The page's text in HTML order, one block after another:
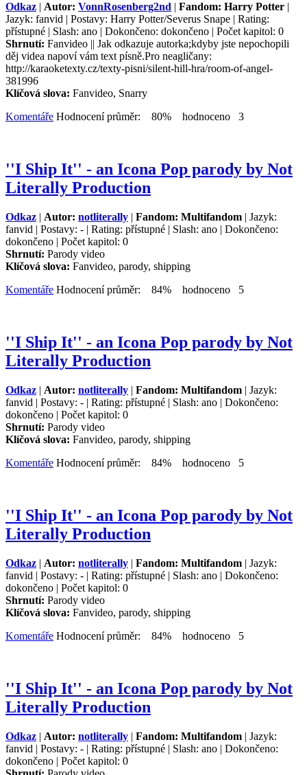
Odkaz | Autor: VonnRosenberg2nd | Fandom: Harry Potter |
Jazyk: fanvid | Postavy: Harry Potter/Severus Snape | Rating:
přístupné | Slash: ano | Dokončeno: dokončeno | Počet kapitol: 0
Shrnutí: Fanvideo || Jak odkazuje autorka;kdyby jste nepochopili
děj videa napoví vám text písně.Pro neagličany:
http://karaoketexty.cz/texty-pisni/silent-hill-hra/room-of-angel-
381996
Klíčová slova: Fanvideo, Snarry
Komentáře Hodnocení průměr: 80% hodnoceno 3
''I Ship It'' - an Icona Pop parody by Not
Literally Production
Odkaz | Autor: notliterally | Fandom: Multifandom | Jazyk:
fanvid | Postavy: - | Rating: přístupné | Slash: ano | Dokončeno:
dokončeno | Počet kapitol: 0
Shrnutí: Parody video
Klíčová slova: Fanvideo, parody, shipping
Komentáře Hodnocení průměr: 84% hodnoceno 5
''I Ship It'' - an Icona Pop parody by Not
Literally Production
Odkaz | Autor: notliterally | Fandom: Multifandom | Jazyk:
fanvid | Postavy: - | Rating: přístupné | Slash: ano | Dokončeno:
dokončeno | Počet kapitol: 0
Shrnutí: Parody video
Klíčová slova: Fanvideo, parody, shipping
Komentáře Hodnocení průměr: 84% hodnoceno 5
''I Ship It'' - an Icona Pop parody by Not
Literally Production
Odkaz | Autor: notliterally | Fandom: Multifandom | Jazyk:
fanvid | Postavy: - | Rating: přístupné | Slash: ano | Dokončeno:
dokončeno | Počet kapitol: 0
Shrnutí: Parody video
Klíčová slova: Fanvideo, parody, shipping
Komentáře Hodnocení průměr: 84% hodnoceno 5
''I Ship It'' - an Icona Pop parody by Not
Literally Production
Odkaz | Autor: notliterally | Fandom: Multifandom | Jazyk:
fanvid | Postavy: - | Rating: přístupné | Slash: ano | Dokončeno:
dokončeno | Počet kapitol: 0